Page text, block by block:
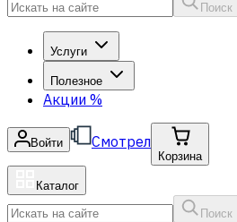
Поиск
Услуги
Полезное
Акции %
Войти Смотрел
Корзина
Каталог
Поиск